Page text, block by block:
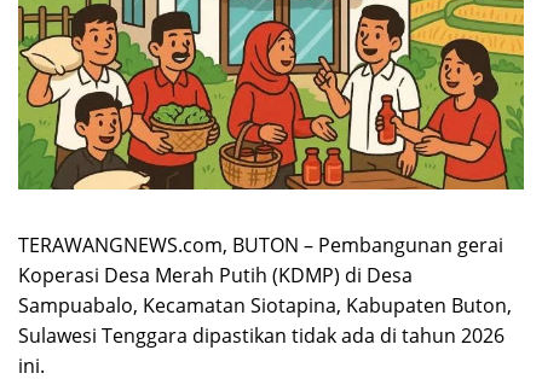
TERAWANGNEWS.com, BUTON – Pembangunan gerai
Koperasi Desa Merah Putih (KDMP) di Desa
Sampuabalo, Kecamatan Siotapina, Kabupaten Buton,
Sulawesi Tenggara dipastikan tidak ada di tahun 2026
ini.